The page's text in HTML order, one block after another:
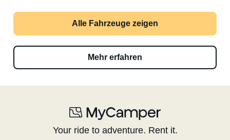
Alle Fahrzeuge zeigen
Mehr erfahren
Your ride to adventure. Rent it.